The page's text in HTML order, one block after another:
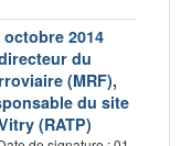
2014
du
(MRF),
du site
(RATP)